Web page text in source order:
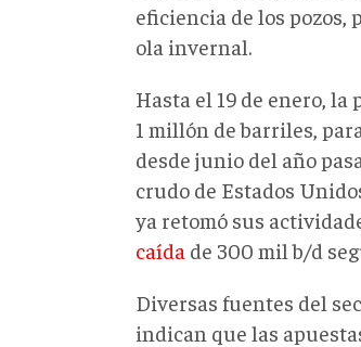
eficiencia de los pozos,
ola invernal.
Hasta el 19 de enero,
1 millón de barriles,
desde junio del año
crudo de Estados
ya retomó sus
caída de 300 mil b/d
Diversas fuentes del
indican que las